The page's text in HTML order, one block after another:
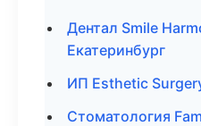
Дентал Smile
Екатеринбург
ИП Esthetic
Стоматология